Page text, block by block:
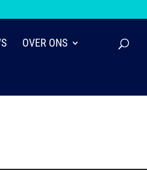
OVER ONS